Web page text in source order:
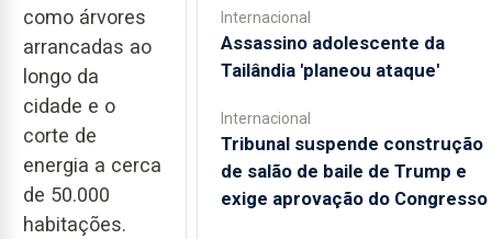
como árvores
arrancadas ao
longo da
cidade e o
corte de
energia a cerca
de 50.000
habitações.
Internacional
Assassino adolescente da
Tailândia 'planeou ataque'
Internacional
Tribunal suspende construção
de salão de baile de Trump e
exige aprovação do Congresso